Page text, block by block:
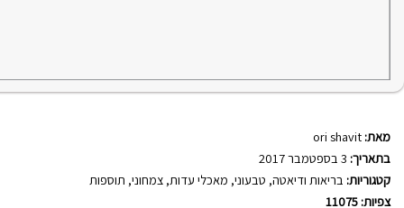
מאת: ori shavit
בתאריך:
קטגוריות: בריאות ודיאטה, טבעוני, מאכלי עדות, צמחוני, תוספות
צפיות: 11075